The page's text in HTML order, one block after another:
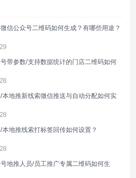
信公众号二维码如何生成？有哪些用途？
带参数/支持数据统计的门店二维码如何
本地推新线索微信推送与自动分配如何实
本地推线索打标签回传如何设置？
地推人员/员工推广专属二维码如何生